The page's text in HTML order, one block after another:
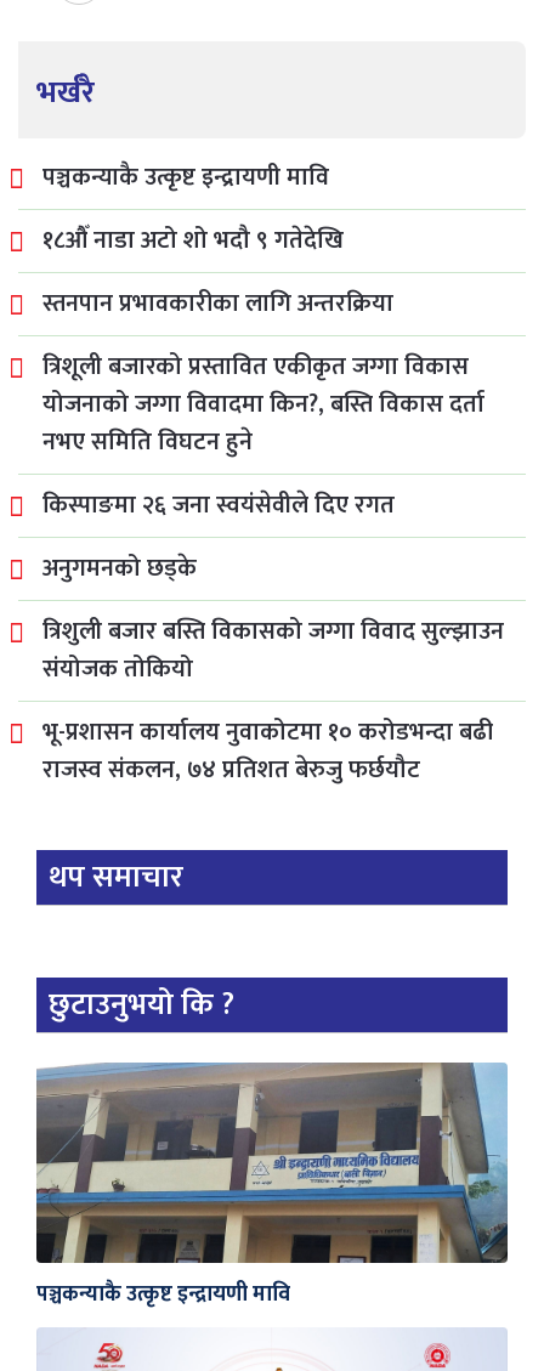
भर्खरै
पञ्चकन्याकै उत्कृष्ट इन्द्रायणी मावि
१८औँ नाडा अटो शो भदौ ९ गतेदेखि
स्तनपान प्रभावकारीका लागि अन्तरक्रिया
त्रिशूली बजारको प्रस्तावित एकीकृत जग्गा विकास
योजनाको जग्गा विवादमा किन?, बस्ति विकास दर्ता
नभए समिति विघटन हुने
किस्पाङमा २६ जना स्वयंसेवीले दिए रगत
अनुगमनको छड्के
त्रिशुली बजार बस्ति विकासको जग्गा विवाद सुल्झाउन
संयोजक तोकियो
भू-प्रशासन कार्यालय नुवाकोटमा १० करोडभन्दा बढी
राजस्व संकलन, ७४ प्रतिशत बेरुजु फर्छयौट
थप समाचार
छुटाउनुभयो कि ?
पञ्चकन्याकै उत्कृष्ट इन्द्रायणी मावि